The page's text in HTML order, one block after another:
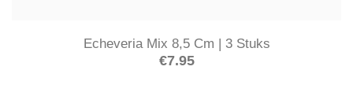
Echeveria Mix 8,5 Cm | 3 Stuks
€7.95